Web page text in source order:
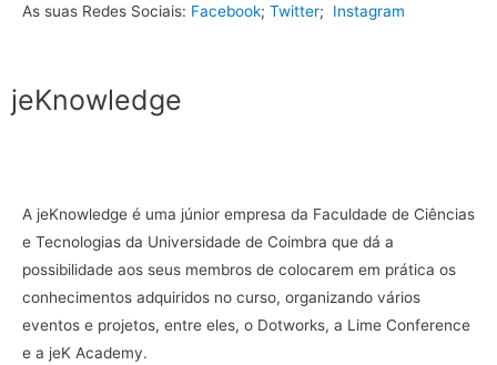
As suas Redes Sociais: Facebook; Twitter; Instagram
jeKnowledge
A jeKnowledge é uma júnior empresa da Faculdade de Ciências
e Tecnologias da Universidade de Coimbra que dá a
possibilidade aos seus membros de colocarem em prática os
conhecimentos adquiridos no curso, organizando vários
eventos e projetos, entre eles, o Dotworks, a Lime Conference
e a jeK Academy.